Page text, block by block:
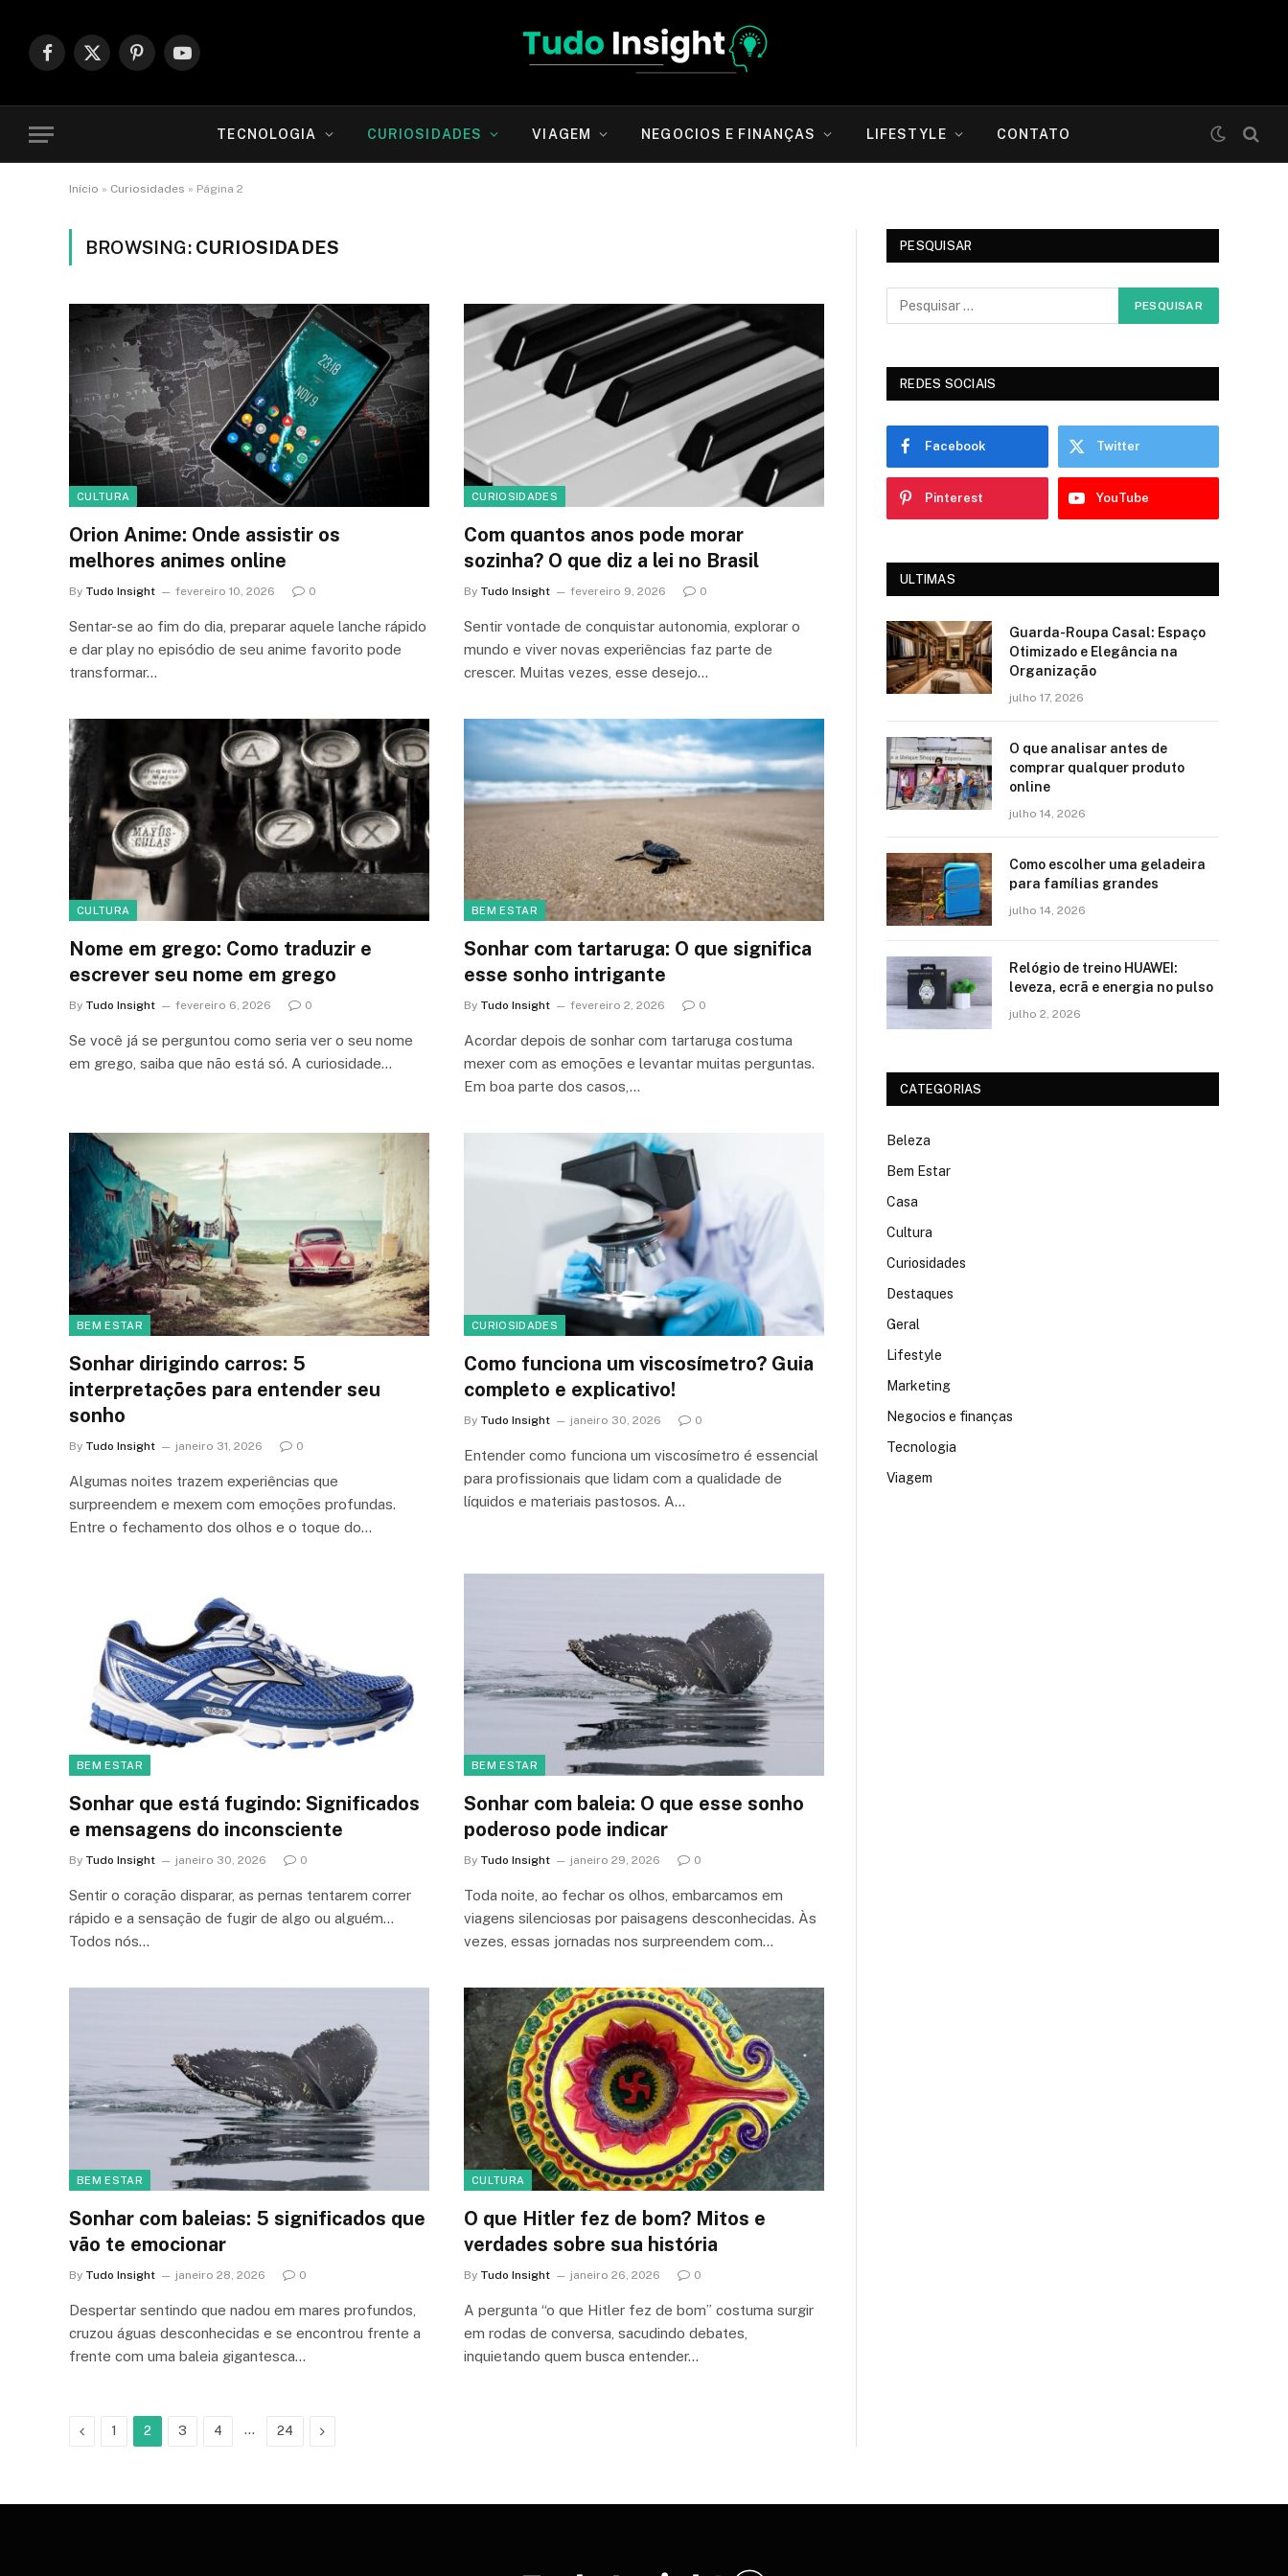
Facebook
X
PinterestYouTube
TECNOLOGIA CURIOSIDADES VIAGEM NEGOCIOS E FINANÇAS LIFESTYLE CONTATO
Início » Curiosidades » Página 2
BROWSING: CURIOSIDADES
CULTURA
Orion Anime: Onde assistir os
melhores animes online
By Tudo Insight fevereiro 10, 2026 0
Sentar-se ao fim do dia, preparar aquele lanche rápido
e dar play no episódio de seu anime favorito pode
transformar…
CURIOSIDADES
Com quantos anos pode morar
sozinha? O que diz a lei no Brasil
By Tudo Insight fevereiro 9, 2026 0
Sentir vontade de conquistar autonomia, explorar o
mundo e viver novas experiências faz parte de
crescer. Muitas vezes, esse desejo…
CULTURA
Nome em grego: Como traduzir e
escrever seu nome em grego
By Tudo Insight fevereiro 6, 2026 0
Se você já se perguntou como seria ver o seu nome
em grego, saiba que não está só. A curiosidade…
BEM ESTAR
Sonhar com tartaruga: O que significa
esse sonho intrigante
By Tudo Insight fevereiro 2, 2026 0
Acordar depois de sonhar com tartaruga costuma
mexer com as emoções e levantar muitas perguntas.
Em boa parte dos casos,…
BEM ESTAR
Sonhar dirigindo carros: 5
interpretações para entender seu
sonho
By Tudo Insight janeiro 31, 2026 0
Algumas noites trazem experiências que
surpreendem e mexem com emoções profundas.
Entre o fechamento dos olhos e o toque do…
CURIOSIDADES
Como funciona um viscosímetro? Guia
completo e explicativo!
By Tudo Insight janeiro 30, 2026 0
Entender como funciona um viscosímetro é essencial
para profissionais que lidam com a qualidade de
líquidos e materiais pastosos. A…
BEM ESTAR
Sonhar que está fugindo: Significados
e mensagens do inconsciente
By Tudo Insight janeiro 30, 2026 0
Sentir o coração disparar, as pernas tentarem correr
rápido e a sensação de fugir de algo ou alguém…
Todos nós…
BEM ESTAR
Sonhar com baleia: O que esse sonho
poderoso pode indicar
By Tudo Insight janeiro 29, 2026 0
Toda noite, ao fechar os olhos, embarcamos em
viagens silenciosas por paisagens desconhecidas. Às
vezes, essas jornadas nos surpreendem com…
BEM ESTAR
Sonhar com baleias: 5 significados que
vão te emocionar
By Tudo Insight janeiro 28, 2026 0
Despertar sentindo que nadou em mares profundos,
cruzou águas desconhecidas e se encontrou frente a
frente com uma baleia gigantesca…
CULTURA
O que Hitler fez de bom? Mitos e
verdades sobre sua história
By Tudo Insight janeiro 26, 2026 0
A pergunta “o que Hitler fez de bom” costuma surgir
em rodas de conversa, sacudindo debates,
inquietando quem busca entender…
Previous
1 2 3 4 … 24 Next
PESQUISAR
REDES SOCIAIS
Facebook Twitter
Pinterest YouTube
ULTIMAS
Guarda-Roupa Casal: Espaço
Otimizado e Elegância na
Organização
julho 17, 2026
O que analisar antes de
comprar qualquer produto
online
julho 14, 2026
Como escolher uma geladeira
para famílias grandes
julho 14, 2026
Relógio de treino​ HUAWEI:
leveza, ecrã e energia no pulso
julho 2, 2026
CATEGORIAS
Beleza
Bem Estar
Casa
Cultura
Curiosidades
Destaques
Geral
Lifestyle
Marketing
Negocios e finanças
Tecnologia
Viagem